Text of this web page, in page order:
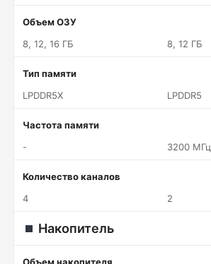
Объем ОЗУ
8, 12, 16 ГБ
8, 12 ГБ
Тип памяти
LPDDR5X
LPDDR5
Частота памяти
-
3200 МГц
Количество каналов
4
2
Накопитель